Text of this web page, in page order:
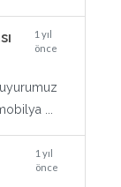
1 yıl
önce
...
1 yıl
önce